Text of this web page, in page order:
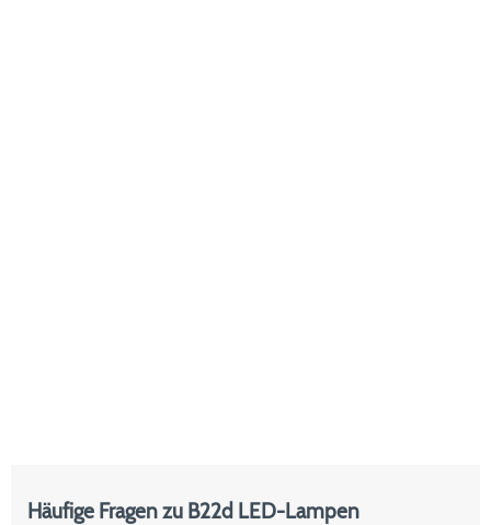
Häufige Fragen zu B22d LED-Lampen